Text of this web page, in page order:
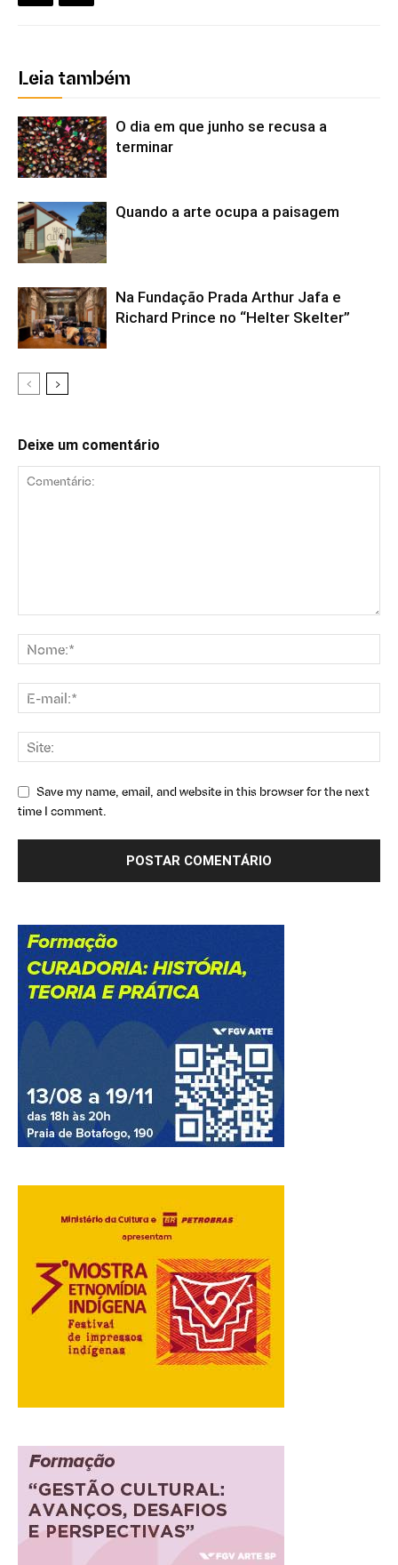
Leia também
O dia em que junho se recusa a
terminar
Quando a arte ocupa a paisagem
Na Fundação Prada Arthur Jafa e
Richard Prince no “Helter Skelter”
Deixe um comentário
Save my name, email, and website in this browser for the next
time I comment.